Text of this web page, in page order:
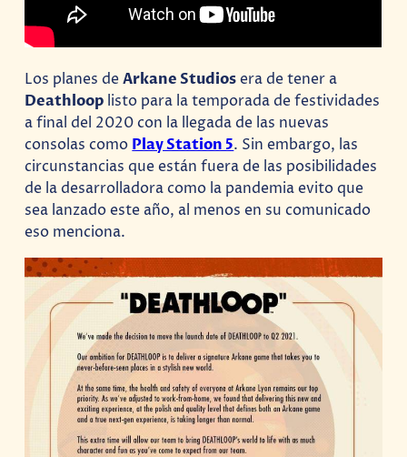
Los planes deArkane Studiosera de tener a
Deathloop listo para la temporada de festividades
a final del 2020 con la llegada de las nuevas
consolas como Play Station 5. Sin embargo, las
circunstancias que están fuera de las posibilidades
de la desarrolladora como la pandemia evito que
sea lanzado este año, al menos en su comunicado
eso menciona.